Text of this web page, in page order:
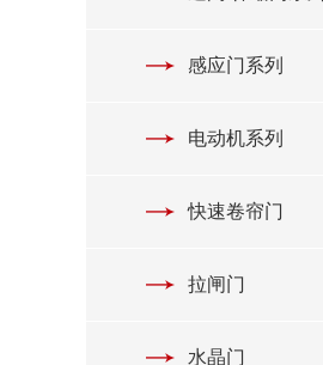
感应门系列
电动机系列
快速卷帘门
拉闸门
水晶门